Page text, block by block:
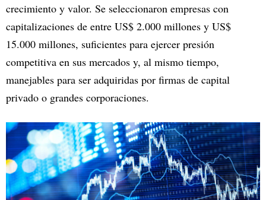
crecimiento y valor. Se seleccionaron empresas con
capitalizaciones de entre US$ 2.000 millones y US$
15.000 millones, suficientes para ejercer presión
competitiva en sus mercados y, al mismo tiempo,
manejables para ser adquiridas por firmas de capital
privado o grandes corporaciones.